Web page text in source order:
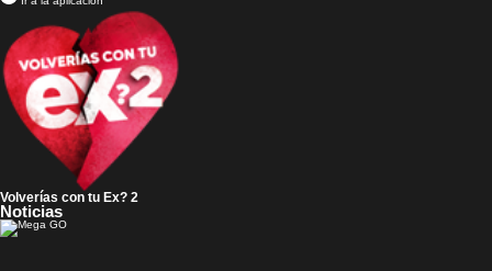
Volverías con tu Ex? 2
Noticias